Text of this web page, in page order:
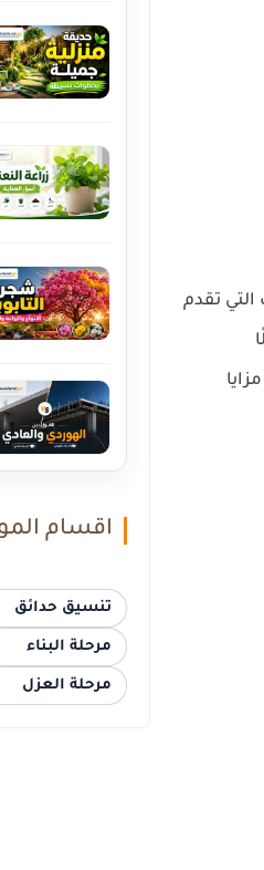
تقدم
اقسام
تنسيق حدائق
مرحلة البناء
مرحلة العزل